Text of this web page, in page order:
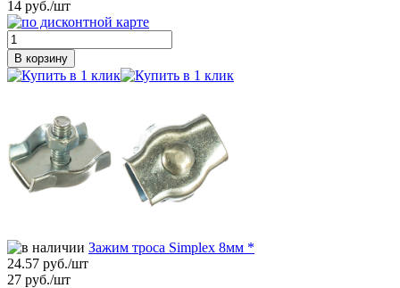
14 руб./шт
В корзину
Зажим троса Simplex 8мм *
24.57 руб./шт
27 руб./шт